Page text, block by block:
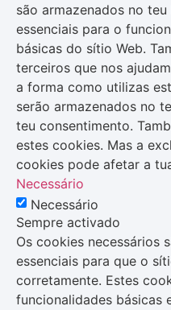
são armazenados no
essenciais para o
básicas do sítio Web.
terceiros que nos
a forma como utilizas
serão armazenados no
teu consentimento.
estes cookies. Mas a
cookies pode afetar a
Necessário
Necessário
Sempre activado
Os cookies necessários
essenciais para que o
corretamente. Estes
funcionalidades básicas